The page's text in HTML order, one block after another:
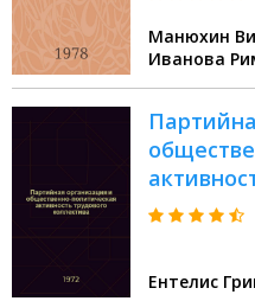
Манюхин
Иванова Римма
Ентелис